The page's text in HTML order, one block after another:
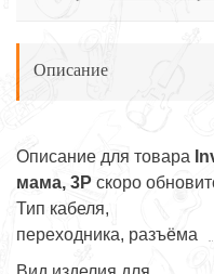
Описание
Описание для товара
мама, 3P скоро
Тип кабеля,
переходника, разъёма